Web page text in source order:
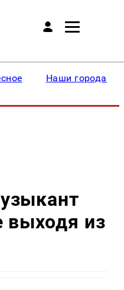
Наши города
выходя из